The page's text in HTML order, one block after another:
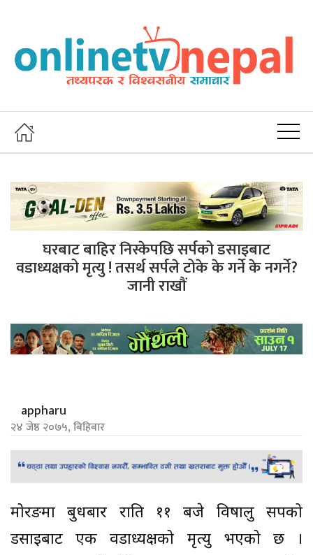
घरबाट बाहिर निस्केपछि सर्पको डसाइबाट
वडाध्यक्षको मृत्यु ! तसर्थ सर्पले टोके के गर्ने के नगर्ने?
जानी राखौं
appharu
२४ जेष्ठ २०७५, बिहिबार
मोरङमा बुधबार राति ११ बजे विषालु सर्पको
डसाइबाट एक वडाध्यक्षको मृत्यु भएको छ ।